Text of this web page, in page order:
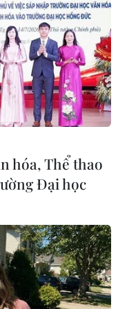
hóa, Thể thao
Đại học